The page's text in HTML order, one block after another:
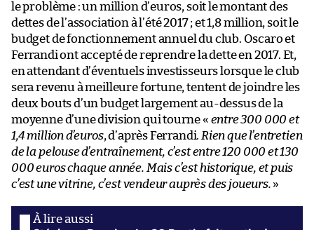
le problème : un million d’euros, soit le montant des
dettes de l’association à l’été 2017 ; et 1,8 million, soit le
budget de fonctionnement annuel du club. Oscaro et
Ferrandi ont accepté de reprendre la dette en 2017. Et,
en attendant d’éventuels investisseurs lorsque le club
sera revenu à meilleure fortune, tentent de joindre les
deux bouts d’un budget largement au-dessus de la
moyenne d’une division qui tourne « entre 300 000 et
1,4 million d’euros, d’après Ferrandi. Rien que l’entretien
de la pelouse d’entraînement, c’est entre 120 000 et 130
000 euros chaque année. Mais c’est historique, et puis
c’est une vitrine, c’est vendeur auprès des joueurs. »